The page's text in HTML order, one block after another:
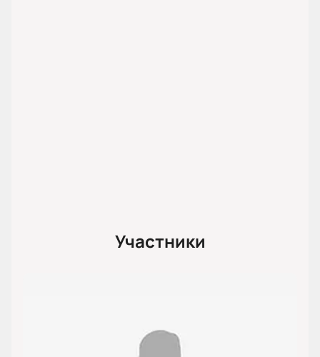
Участники